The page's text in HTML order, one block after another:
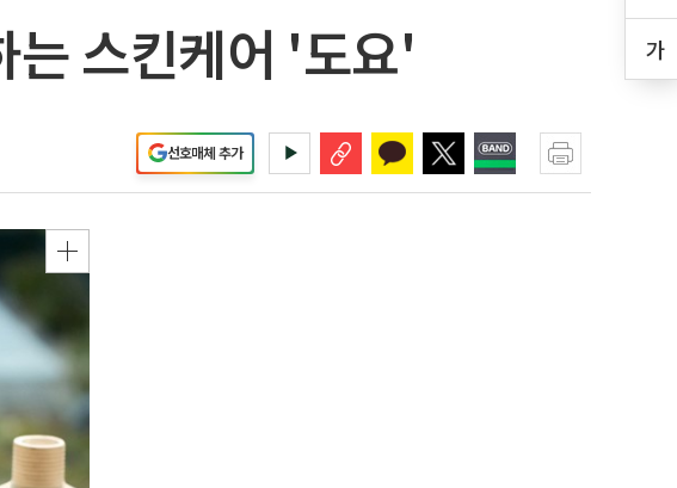
가
스킨케어 '도요'
선호매체 추가